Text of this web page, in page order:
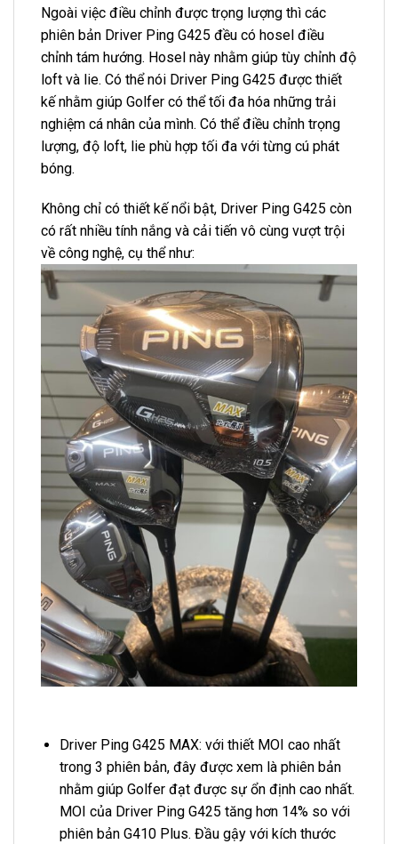
Ngoài việc điều chỉnh được trọng lượng thì các
phiên bản Driver Ping G425 đều có hosel điều
chỉnh tám hướng. Hosel này nhằm giúp tùy chỉnh độ
loft và lie. Có thể nói Driver Ping G425 được thiết
kế nhằm giúp Golfer có thể tối đa hóa những trải
nghiệm cá nhân của mình. Có thể điều chỉnh trọng
lượng, độ loft, lie phù hợp tối đa với từng cú phát
bóng.
Không chỉ có thiết kế nổi bật, Driver Ping G425 còn
có rất nhiều tính nắng và cải tiến vô cùng vượt trội
về công nghệ, cụ thể như:
Driver Ping G425 MAX: với thiết MOI cao nhất
trong 3 phiên bản, đây được xem là phiên bản
nhằm giúp Golfer đạt được sự ổn định cao nhất.
MOI của Driver Ping G425 tăng hơn 14% so với
phiên bản G410 Plus. Đầu gậy với kích thước